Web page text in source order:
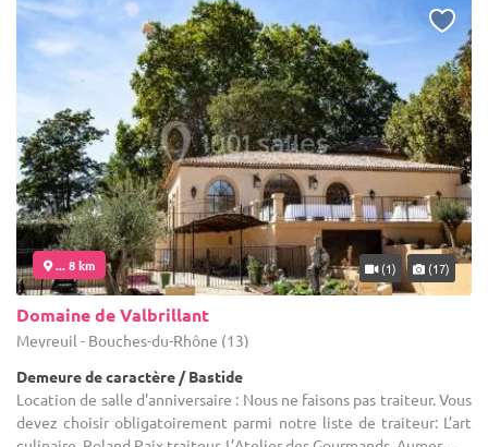
... 8 km (1) (17)
Domaine de Valbrillant
Meyreuil - Bouches-du-Rhône (13)
Demeure de caractère / Bastide
Location de salle d'anniversaire : Nous ne faisons pas traiteur. Vous
devez choisir obligatoirement parmi notre liste de traiteur: L’art